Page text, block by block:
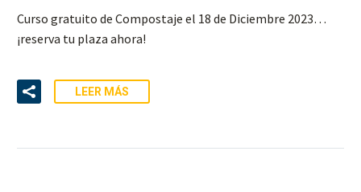
Curso gratuito de Compostaje el 18 de Diciembre 2023…
¡reserva tu plaza ahora!
LEER MÁS